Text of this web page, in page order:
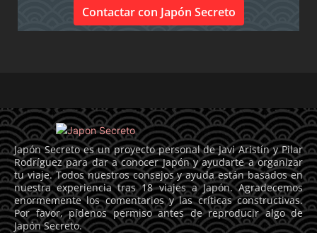
Contactar con Japón Secreto
Japón Secreto es un proyecto personal de Javi Aristín y Pilar
Rodríguez para dar a conocer Japón y ayudarte a organizar
tu viaje. Todos nuestros consejos y ayuda están basados en
nuestra experiencia tras 18 viajes a Japón. Agradecemos
enormemente los comentarios y las críticas constructivas.
Por favor, pídenos permiso antes de reproducir algo de
Japón Secreto.